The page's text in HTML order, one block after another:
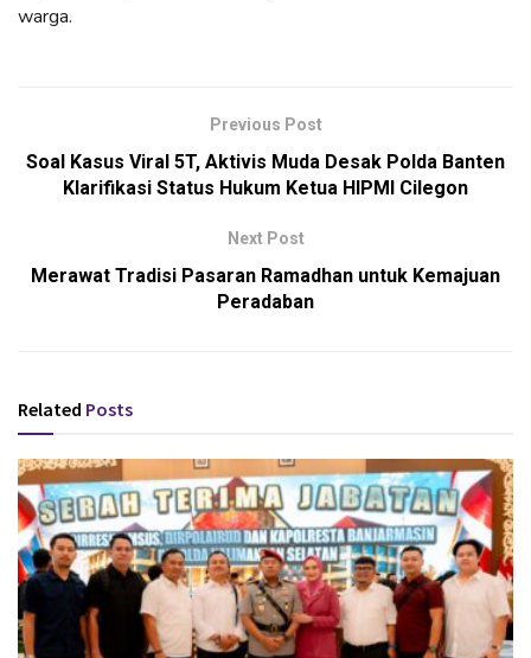
warga.
Previous Post
Soal Kasus Viral 5T, Aktivis Muda Desak Polda Banten
Klarifikasi Status Hukum Ketua HIPMI Cilegon
Next Post
Merawat Tradisi Pasaran Ramadhan untuk Kemajuan
Peradaban
Related Posts